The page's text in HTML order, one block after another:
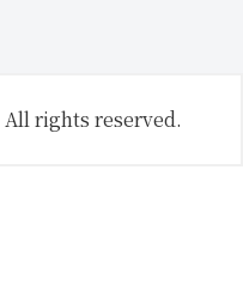
All rights reserved.